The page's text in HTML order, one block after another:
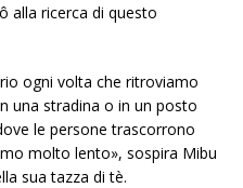
alla ricerca di questo
ogni volta che ritroviamo
una stradina o in un posto
le persone trascorrono
molto lento», sospira Mibu
sua tazza di tè.